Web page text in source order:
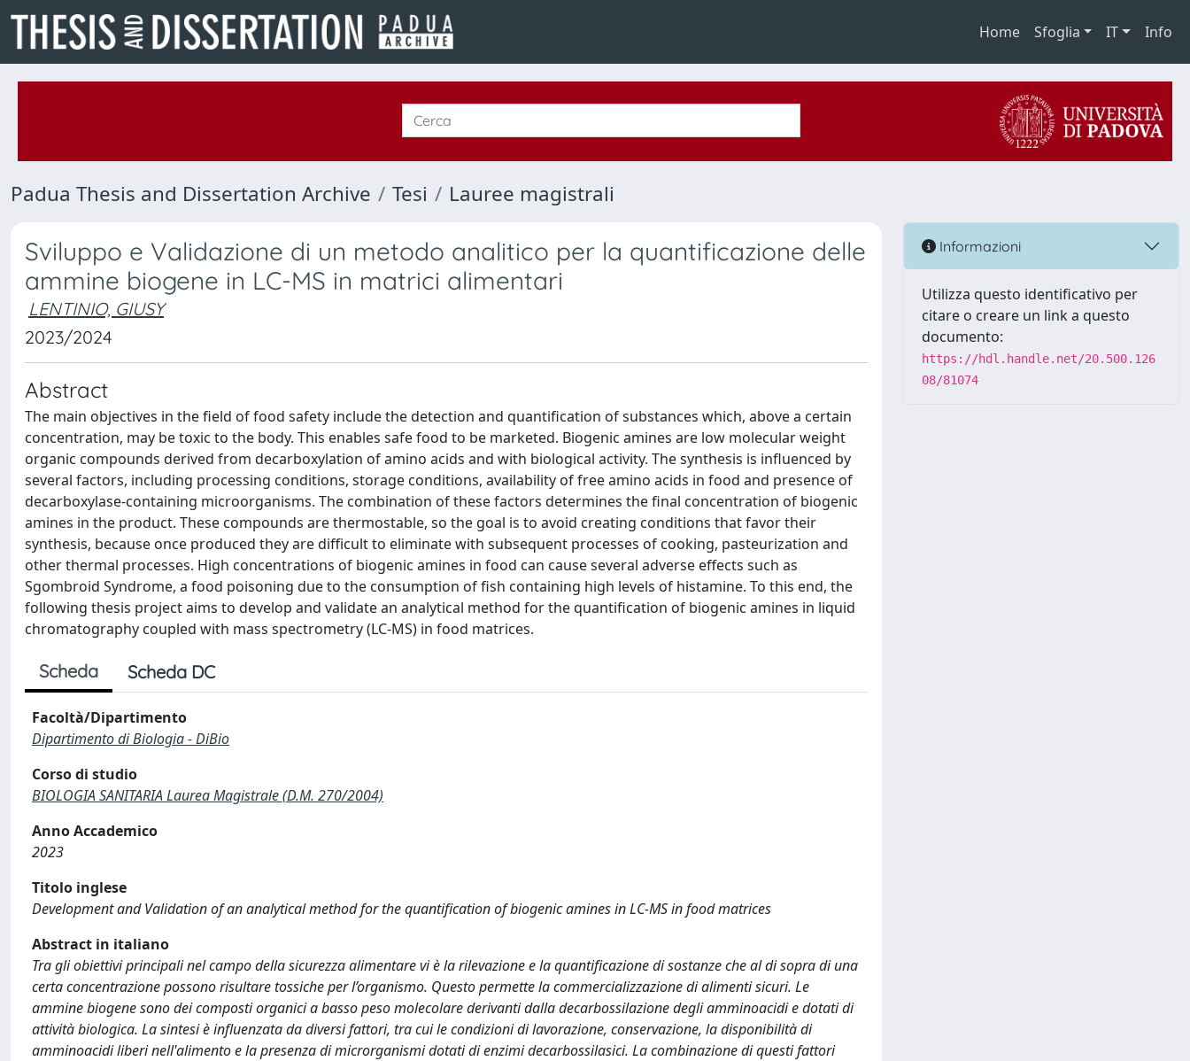
Home Sfoglia IT Info
Padua Thesis and Dissertation Archive Tesi Lauree magistrali
Sviluppo e Validazione di un metodo analitico per la quantificazione delle
ammine biogene in LC-MS in matrici alimentari
LENTINIO, GIUSY
2023/2024
Abstract
The main objectives in the field of food safety include the detection and quantification of substances which, above a certain
concentration, may be toxic to the body. This enables safe food to be marketed. Biogenic amines are low molecular weight
organic compounds derived from decarboxylation of amino acids and with biological activity. The synthesis is influenced by
several factors, including processing conditions, storage conditions, availability of free amino acids in food and presence of
decarboxylase-containing microorganisms. The combination of these factors determines the final concentration of biogenic
amines in the product. These compounds are thermostable, so the goal is to avoid creating conditions that favor their
synthesis, because once produced they are difficult to eliminate with subsequent processes of cooking, pasteurization and
other thermal processes. High concentrations of biogenic amines in food can cause several adverse effects such as
Sgombroid Syndrome, a food poisoning due to the consumption of fish containing high levels of histamine. To this end, the
following thesis project aims to develop and validate an analytical method for the quantification of biogenic amines in liquid
chromatography coupled with mass spectrometry (LC-MS) in food matrices.
Scheda Scheda DC
Facoltà/Dipartimento
Dipartimento di Biologia - DiBio
Corso di studio
BIOLOGIA SANITARIA Laurea Magistrale (D.M. 270/2004)
Anno Accademico
2023
Titolo inglese
Development and Validation of an analytical method for the quantification of biogenic amines in LC-MS in food matrices
Abstract in italiano
Tra gli obiettivi principali nel campo della sicurezza alimentare vi è la rilevazione e la quantificazione di sostanze che al di sopra di una
certa concentrazione possono risultare tossiche per l’organismo. Questo permette la commercializzazione di alimenti sicuri. Le
ammine biogene sono dei composti organici a basso peso molecolare derivanti dalla decarbossilazione degli amminoacidi e dotati di
attività biologica. La sintesi è influenzata da diversi fattori, tra cui le condizioni di lavorazione, conservazione, la disponibilità di
amminoacidi liberi nell'alimento e la presenza di microrganismi dotati di enzimi decarbossilasici. La combinazione di questi fattori
Informazioni
Utilizza questo identificativo per
citare o creare un link a questo
documento:
https://hdl.handle.net/20.500.126
08/81074